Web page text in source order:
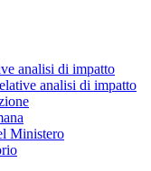
analisi di impatto
analisi di impatto
Ministero